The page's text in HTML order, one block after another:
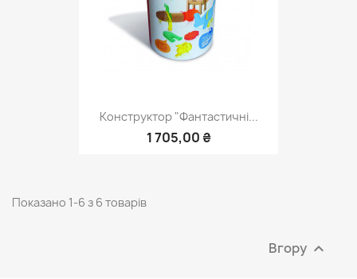
Конструктор "Фантастичні...
1 705,00 ₴
Показано 1-6 з 6 товарів
Вгору 